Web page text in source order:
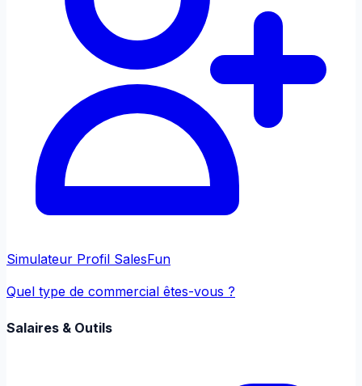
Simulateur Profil SalesFun
Quel type de commercial êtes-vous ?
Salaires & Outils